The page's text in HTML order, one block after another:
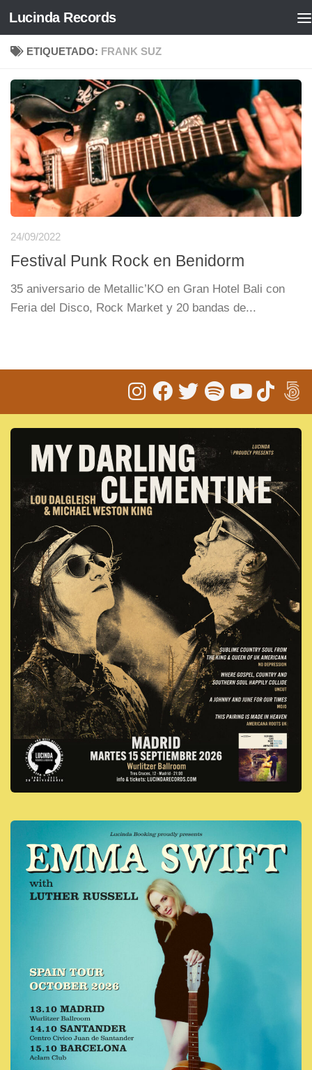
Saltar al contenido
Lucinda Records
ETIQUETADO: FRANK SUZ
24/09/2022
Festival Punk Rock en Benidorm
35 aniversario de Metallic’KO en Gran Hotel Bali con
Feria del Disco, Rock Market y 20 bandas de...